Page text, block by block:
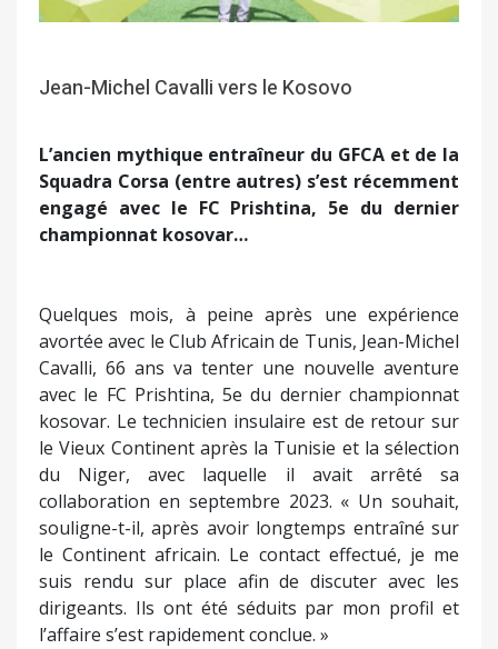
Jean-Michel Cavalli vers le Kosovo
L’ancien mythique entraîneur du GFCA et de la
Squadra Corsa (entre autres) s’est récemment
engagé avec le FC Prishtina, 5e du dernier
championnat kosovar…
Quelques mois, à peine après une expérience
avortée avec le Club Africain de Tunis, Jean-Michel
Cavalli, 66 ans va tenter une nouvelle aventure
avec le FC Prishtina, 5e du dernier championnat
kosovar. Le technicien insulaire est de retour sur
le Vieux Continent après la Tunisie et la sélection
du Niger, avec laquelle il avait arrêté sa
collaboration en septembre 2023. « Un souhait,
souligne-t-il, après avoir longtemps entraîné sur
le Continent africain. Le contact effectué, je me
suis rendu sur place afin de discuter avec les
dirigeants. Ils ont été séduits par mon profil et
l’affaire s’est rapidement conclue. »